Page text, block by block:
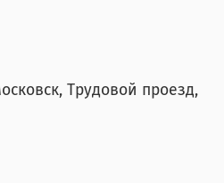
Трудовой проезд,